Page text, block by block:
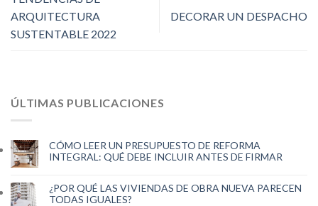
ARQUITECTURA
SUSTENTABLE 2022
DECORAR UN DESPACHO
ÚLTIMAS PUBLICACIONES
CÓMO LEER UN PRESUPUESTO DE REFORMA
INTEGRAL: QUÉ DEBE INCLUIR ANTES DE FIRMAR
¿POR QUÉ LAS VIVIENDAS DE OBRA NUEVA PARECEN
TODAS IGUALES?